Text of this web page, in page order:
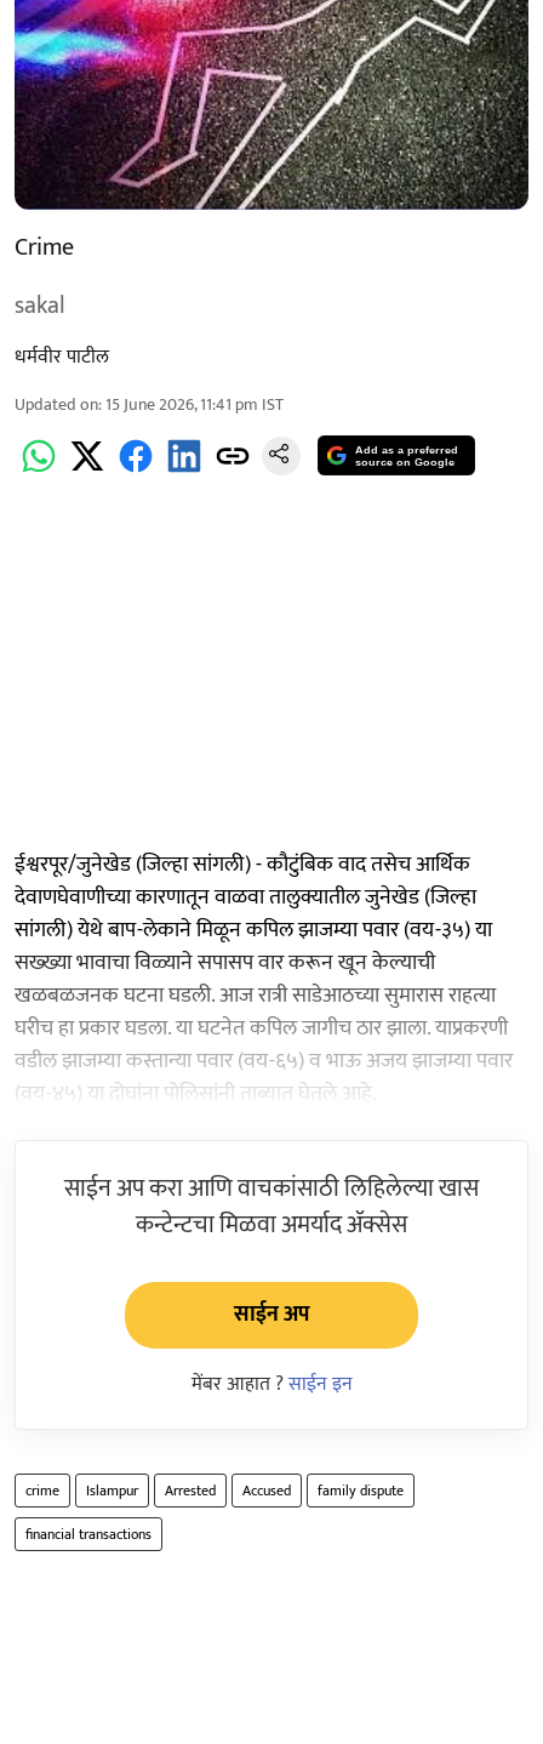
Crime
sakal
धर्मवीर पाटील
Updated on:15 June 2026, 11:41 pm IST
Add as a preferred
source on Google
ईश्वरपूर/जुनेखेड (जिल्हा सांगली) - कौटुंबिक वाद तसेच आर्थिक
देवाणघेवाणीच्या कारणातून वाळवा तालुक्यातील जुनेखेड (जिल्हा
सांगली) येथे बाप-लेकाने मिळून कपिल झाजम्या पवार (वय-३५) या
सख्ख्या भावाचा विळ्याने सपासप वार करून खून केल्याची
खळबळजनक घटना घडली. आज रात्री साडेआठच्या सुमारास राहत्या
घरीच हा प्रकार घडला. या घटनेत कपिल जागीच ठार झाला. याप्रकरणी
वडील झाजम्या कस्तान्या पवार (वय-६५) व भाऊ अजय झाजम्या पवार
(वय-४५) या दोघांना पोलिसांनी ताब्यात घेतले आहे.
साईन अप करा आणि वाचकांसाठी लिहिलेल्या खास
कन्टेन्टचा मिळवा अमर्याद ॲक्सेस
साईन अप
मेंबर आहात ?साईन इन
crime Islampur Arrested Accused
family dispute
financial transactions